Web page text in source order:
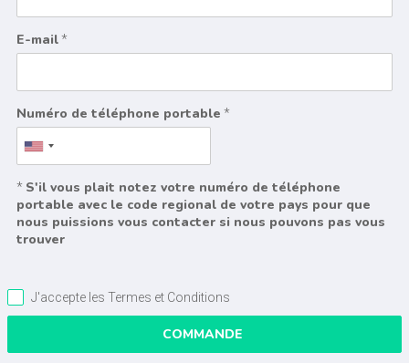
E-mail*
Numéro de téléphone portable *
* S'il vous plait notez votre numéro de téléphone
portable avec le code regional de votre pays pour que
nous puissions vous contacter si nous pouvons pas vous
trouver
J'accepte les Termes et Conditions
COMMANDE